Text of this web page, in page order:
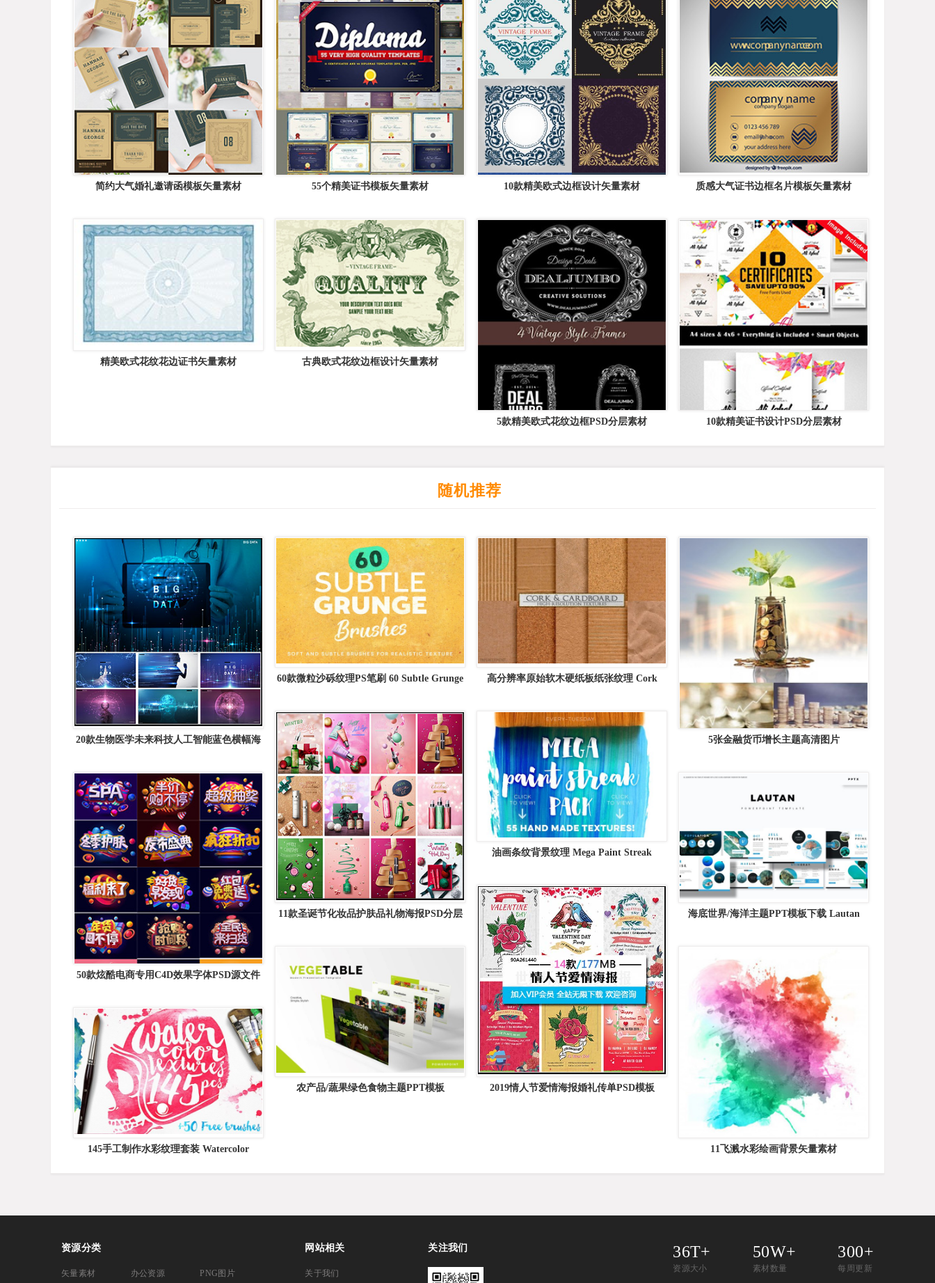
简约大气婚礼邀请函模板矢量素材 55个精美证书模板矢量素材 10款精美欧式边框设计矢量素材 质感大气证书边框名片模板矢量素材
精美欧式花纹花边证书矢量素材 古典欧式花纹边框设计矢量素材
5款精美欧式花纹边框PSD分层素材 10款精美证书设计PSD分层素材
随机推荐
20款生物医学未来科技人工智能蓝色横幅海
60款微粒沙砾纹理PS笔刷 60 Subtle Grunge
高分辨率原始软木硬纸板纸张纹理 Cork
5张金融货币增长主题高清图片
11款圣诞节化妆品护肤品礼物海报PSD分层
油画条纹背景纹理 Mega Paint Streak
50款炫酷电商专用C4D效果字体PSD源文件
海底世界/海洋主题PPT模板下载 Lautan
2019情人节爱情海报婚礼传单PSD模板
农产品/蔬果绿色食物主题PPT模板
11飞溅水彩绘画背景矢量素材
145手工制作水彩纹理套装 Watercolor
资源分类
矢量素材 办公资源 PNG图片
网站相关
关于我们
关注我们 36T+
资源大小
50W+
素材数量
300+
每周更新